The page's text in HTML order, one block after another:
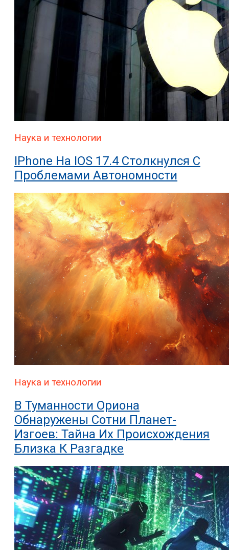
Наука и технологии
IPhone На IOS 17.4 Столкнулся С
Проблемами Автономности
Наука и технологии
В Туманности Ориона
Обнаружены Сотни Планет-
Изгоев: Тайна Их Происхождения
Близка К Разгадке